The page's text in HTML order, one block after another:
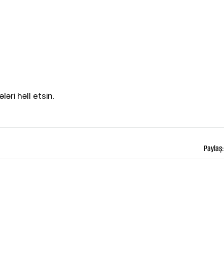
həll etsin.
Paylaş: